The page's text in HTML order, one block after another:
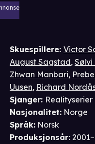
Skuespillere: Victor
August Sagstad, Sølvi
Zhwan Manbari,
Uusen, Richard
Sjanger: Realityserier
Nasjonalitet: Norge
Språk: Norsk
Produksjonsår: